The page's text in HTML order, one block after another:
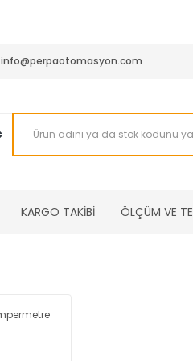
info@perpaotomasyon.com
KARGO TAKİBİ ÖLÇÜM VE